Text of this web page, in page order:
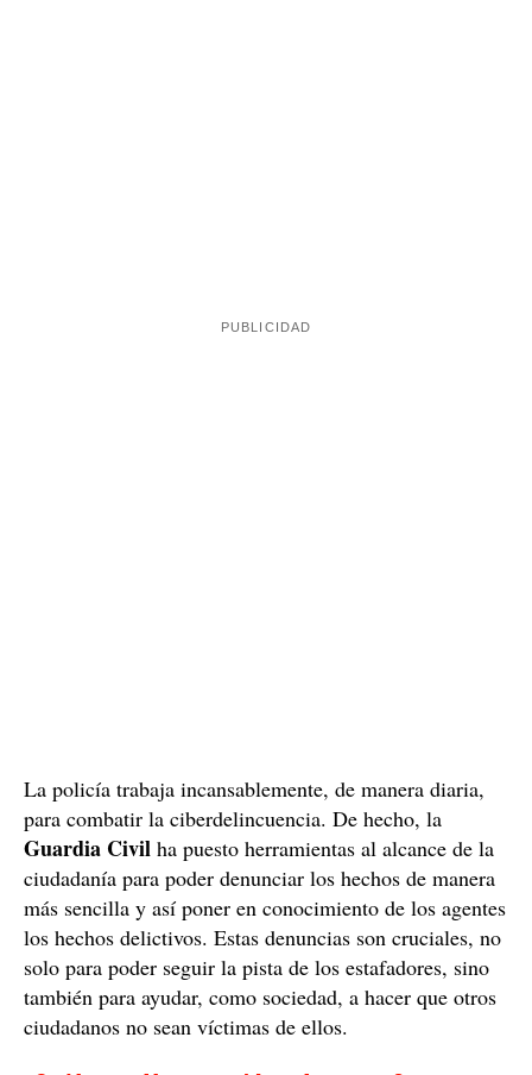
La policía trabaja incansablemente, de manera diaria,
para combatir la ciberdelincuencia. De hecho, la
Guardia Civil ha puesto herramientas al alcance de la
ciudadanía para poder denunciar los hechos de manera
más sencilla y así poner en conocimiento de los agentes
los hechos delictivos. Estas denuncias son cruciales, no
solo para poder seguir la pista de los estafadores, sino
también para ayudar, como sociedad, a hacer que otros
ciudadanos no sean víctimas de ellos.